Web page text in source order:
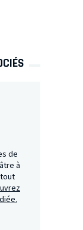
de
à